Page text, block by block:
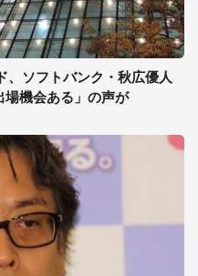
、ソフトバンク・秋広優人
場機会ある」の声が